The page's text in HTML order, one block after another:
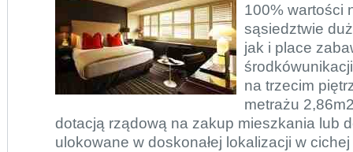
100% wartości
sąsiedztwie
jak i place
na trzecim
metrażu
dotacją rządową na zakup mieszkania lub
ulokowane w doskonałej lokalizacji w